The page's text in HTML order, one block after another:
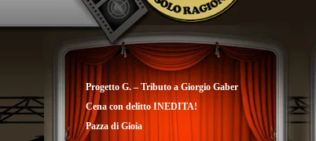
Progetto G. – Tributo a Giorgio Gaber
Cena con delitto INEDITA!
Pazza di Gioia